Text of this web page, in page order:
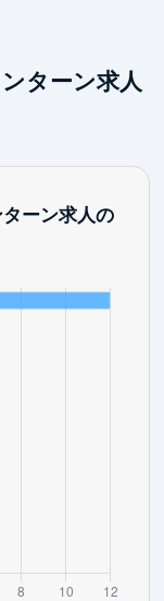
ターン求人
ーン求人の